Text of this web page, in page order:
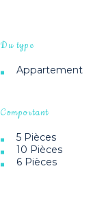
Du type
Appartement
Comportant
5 Pièces
10 Pièces
6 Pièces